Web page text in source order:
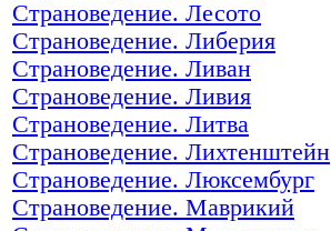
Страноведение. Лесото
Страноведение. Либерия
Страноведение. Ливан
Страноведение. Ливия
Страноведение. Литва
Страноведение. Лихтенштейн
Страноведение. Люксембург
Страноведение. Маврикий